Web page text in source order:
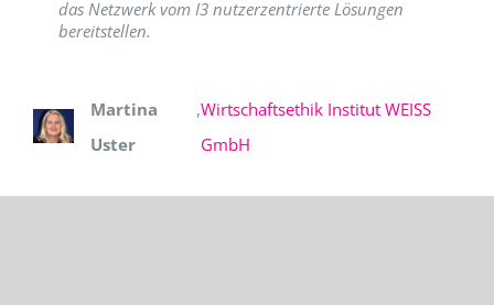
das Netzwerk vom I3 nutzerzentrierte Lösungen
bereitstellen.
Martina
Uster
,Wirtschaftsethik Institut WEISS
GmbH